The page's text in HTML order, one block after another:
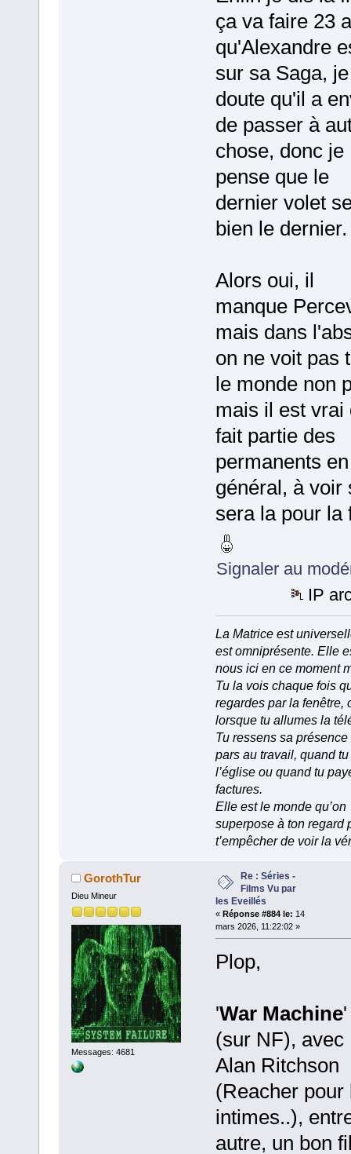
ça va faire 23
qu'Alexandre
sur sa Saga,
doute qu'il a
de passer à
chose, donc je
pense que le
dernier volet
bien le dernier.
Alors oui, il
manque
mais dans
on ne voit pas
le monde non
mais il est vrai
fait partie des
permanents en
général, à voir
sera la pour la
Signaler au
IP
La Matrice est
est omniprésente. Elle
nous ici en ce moment
Tu la vois chaque fois
regardes par la fenêtre,
lorsque tu allumes la
Tu ressens sa
pars au travail, quand
l’église ou quand tu
factures.
Elle est le monde qu’on
superpose à ton regard
t’empêcher de voir la
GorothTur
Dieu Mineur
Messages: 4681
Re : Séries -
Films Vu par
les Eveillés
« Réponse #884 le: 14
mars 2026, 11:22:02 »
Plop,
'War Machine'
(sur NF), avec
Alan Ritchson
(Reacher pour
intimes..),
autre, un bon